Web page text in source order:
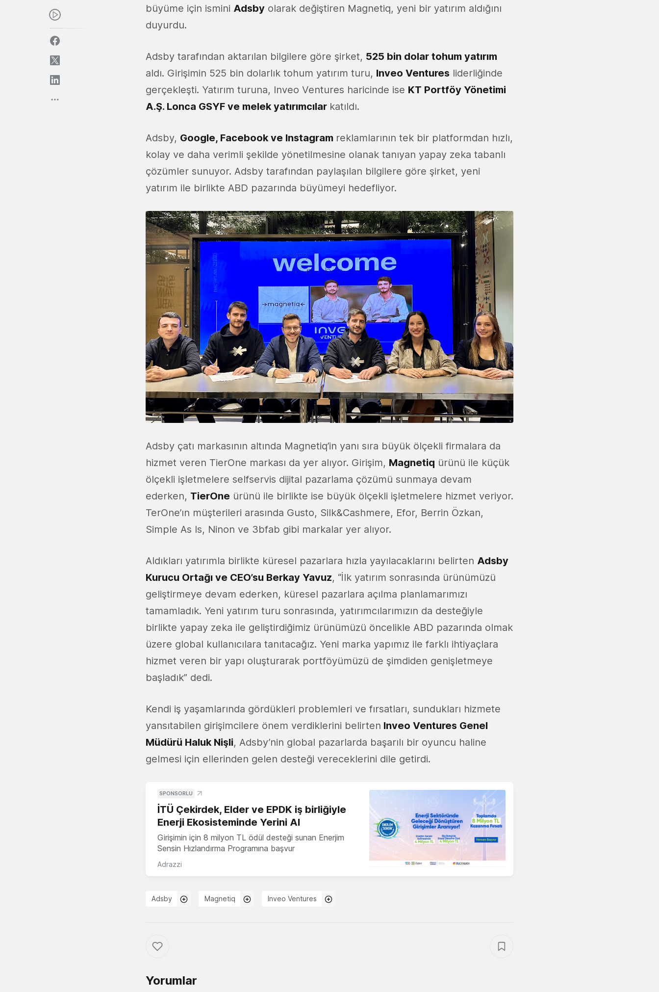
büyüme için ismini Adsby olarak değiştiren Magnetiq, yeni bir yatırım aldığını
duyurdu.
Adsby tarafından aktarılan bilgilere göre şirket, 525 bin dolar tohum yatırım
aldı. Girişimin 525 bin dolarlık tohum yatırım turu, Inveo Ventures liderliğinde
gerçekleşti. Yatırım turuna, Inveo Ventures haricinde ise KT Portföy Yönetimi
A.Ş. Lonca GSYF ve melek yatırımcılar katıldı.
Adsby, Google, Facebook ve Instagram reklamlarının tek bir platformdan hızlı,
kolay ve daha verimli şekilde yönetilmesine olanak tanıyan yapay zeka tabanlı
çözümler sunuyor. Adsby tarafından paylaşılan bilgilere göre şirket, yeni
yatırım ile birlikte ABD pazarında büyümeyi hedefliyor.
Adsby çatı markasının altında Magnetiq’in yanı sıra büyük ölçekli firmalara da
hizmet veren TierOne markası da yer alıyor. Girişim, Magnetiq ürünü ile küçük
ölçekli işletmelere selfservis dijital pazarlama çözümü sunmaya devam
ederken, TierOne ürünü ile birlikte ise büyük ölçekli işletmelere hizmet veriyor.
TerOne’ın müşterileri arasında Gusto, Silk&Cashmere, Efor, Berrin Özkan,
Simple As Is, Ninon ve 3bfab gibi markalar yer alıyor.
Aldıkları yatırımla birlikte küresel pazarlara hızla yayılacaklarını belirten Adsby
Kurucu Ortağı ve CEO’su Berkay Yavuz, “İlk yatırım sonrasında ürünümüzü
geliştirmeye devam ederken, küresel pazarlara açılma planlamarımızı
tamamladık. Yeni yatırım turu sonrasında, yatırımcılarımızın da desteğiyle
birlikte yapay zeka ile geliştirdiğimiz ürünümüzü öncelikle ABD pazarında olmak
üzere global kullanıcılara tanıtacağız. Yeni marka yapımız ile farklı ihtiyaçlara
hizmet veren bir yapı oluşturarak portföyümüzü de şimdiden genişletmeye
başladık” dedi.
Kendi iş yaşamlarında gördükleri problemleri ve fırsatları, sundukları hizmete
yansıtabilen girişimcilere önem verdiklerini belirten Inveo Ventures Genel
Müdürü Haluk Nişli, Adsby’nin global pazarlarda başarılı bir oyuncu haline
gelmesi için ellerinden gelen desteği vereceklerini dile getirdi.
SPONSORLU
İTÜ Çekirdek, Elder ve EPDK iş birliğiyle
Enerji Ekosisteminde Yerini Al
Girişimin için 8 milyon TL ödül desteği sunan Enerjim
Sensin Hızlandırma Programına başvur
Adrazzi
Adsby Magnetiq Inveo Ventures
Yorumlar